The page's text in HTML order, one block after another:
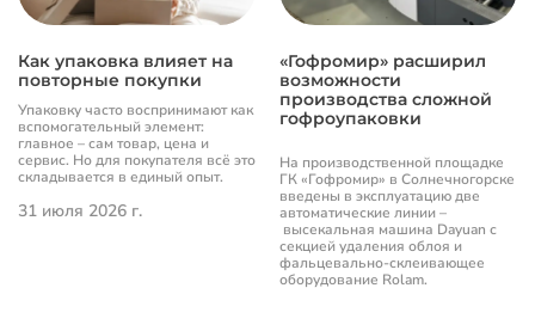
Как упаковка влияет на
повторные покупки
Упаковку часто воспринимают как
вспомогательный элемент:
главное – сам товар, цена и
сервис. Но для покупателя всё это
складывается в единый опыт.
31 июля 2026 г.
«Гофромир» расширил
возможности
производства сложной
гофроупаковки
На производственной площадке
ГК «Гофромир» в Солнечногорске
введены в эксплуатацию две
автоматические линии –
высекальная машина Dayuan с
секцией удаления облоя и
фальцевально-склеивающее
оборудование Rolam.